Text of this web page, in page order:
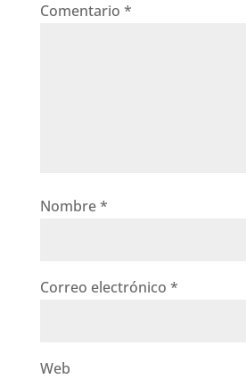
Comentario *
Nombre*
Correo electrónico *
Web